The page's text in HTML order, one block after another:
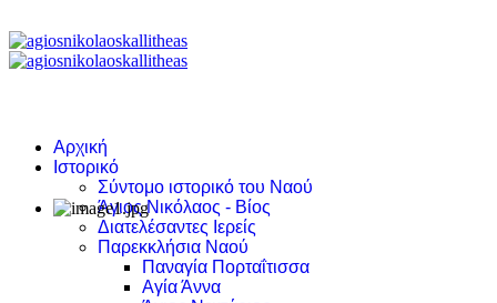
Αρχική
Ιστορικό
Σύντομο ιστορικό του Ναού
Άγιος Νικόλαος - Βίος
Διατελέσαντες Ιερείς
Παρεκκλήσια Ναού
Παναγία Πορταΐτισσα
Αγία Άννα